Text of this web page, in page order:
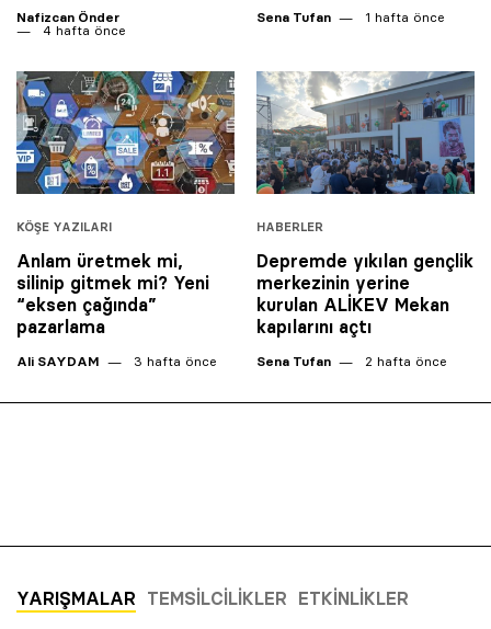
Nafizcan Önder
4 hafta önce
Sena Tufan 1 hafta önce
KÖŞE YAZILARI
Anlam üretmek mi,
silinip gitmek mi? Yeni
“eksen çağında”
pazarlama
Ali SAYDAM 3 hafta önce
HABERLER
Depremde yıkılan gençlik
merkezinin yerine
kurulan ALİKEV Mekan
kapılarını açtı
Sena Tufan 2 hafta önce
YARIŞMALAR TEMSILCILIKLER ETKINLIKLER